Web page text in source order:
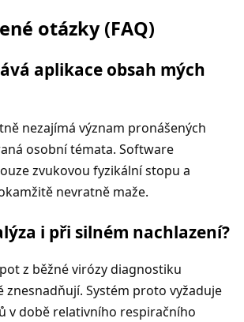
otázky (FAQ)
aplikace obsah mých
nezajímá význam pronášených
osobní témata. Software
zvukovou fyzikální stopu a
nevratně maže.
i při silném nachlazení?
z běžné virózy diagnostiku
znesnadňují. Systém proto vyžaduje
v době relativního respiračního